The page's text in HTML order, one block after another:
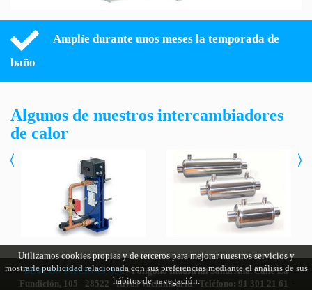
Amplíe durante unos meses la temporada de
baño
Algunos de nuestros intercambiadores
de calor
DEYCON PISCINAS, S.A.- Polígono Industrial Santa Ana. Calle La
Fundición, 105 - 28522 - Rivas Vaciamadrid - Teléfono: 91 301 21 61 -
Utilizamos cookies propias y de terceros para mejorar nuestros servicios y
mostrarle publicidad relacionada con sus preferencias mediante el análisis de sus
hábitos de navegación.